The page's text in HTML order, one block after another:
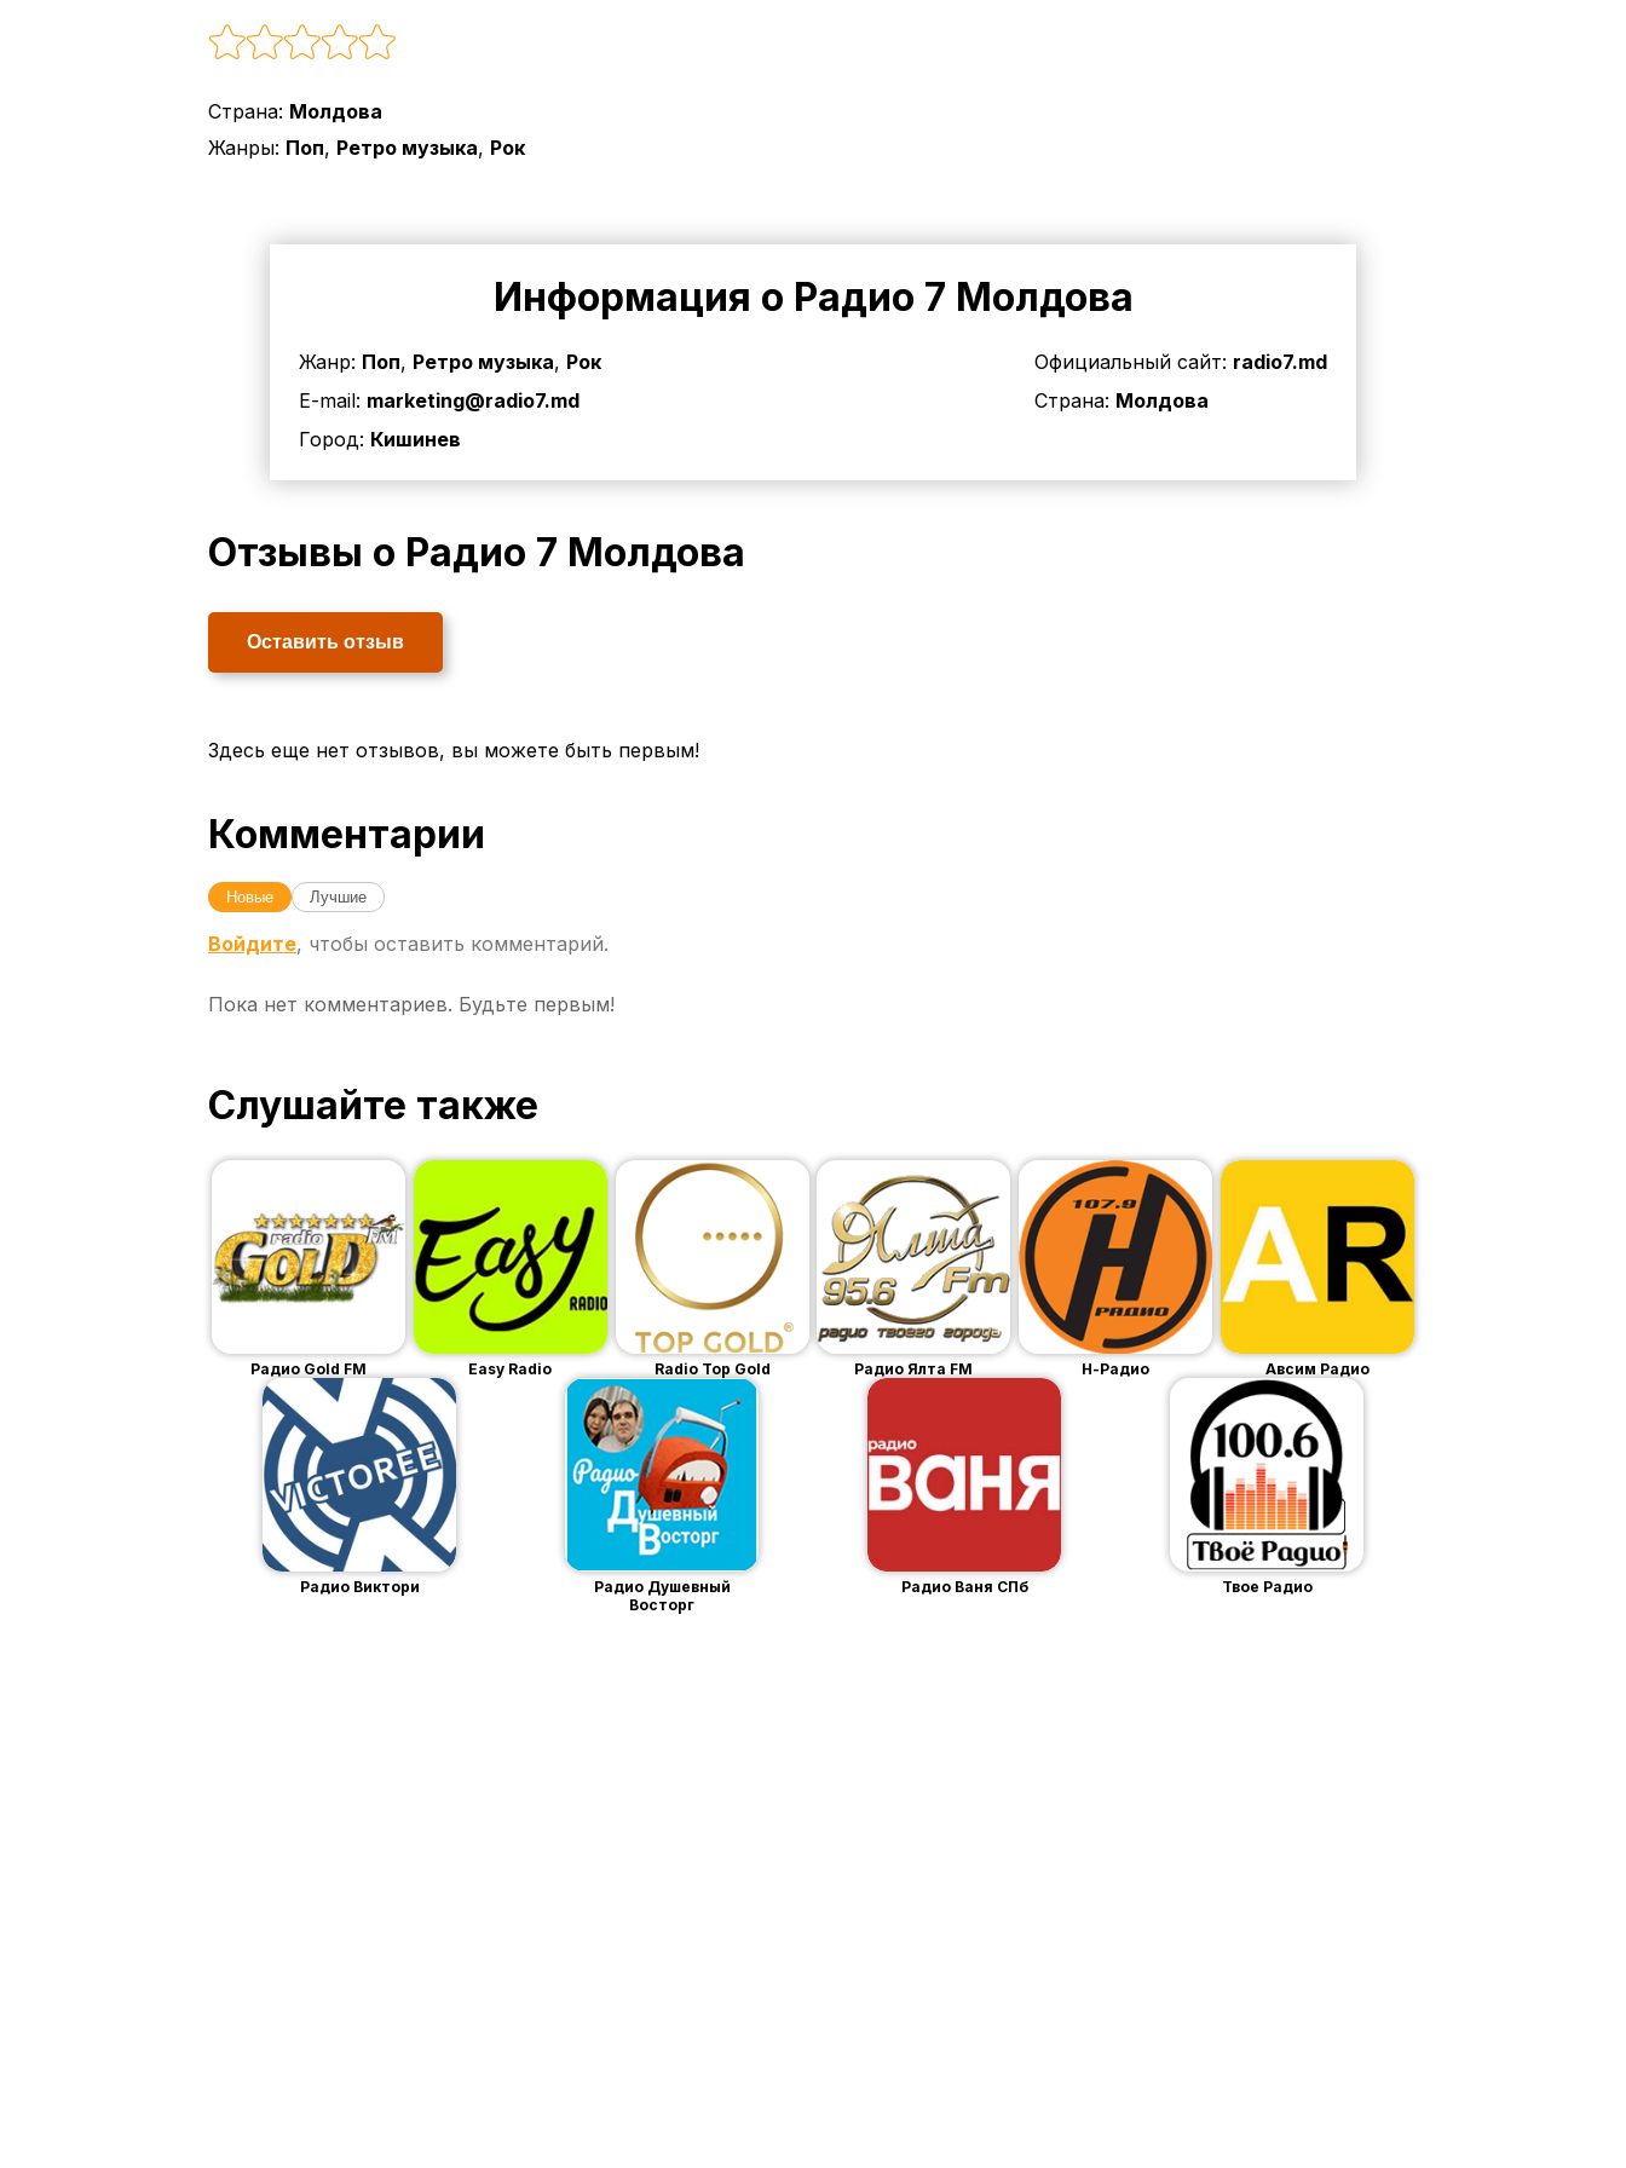
Страна: Молдова
Жанры: Поп, Ретро музыка, Рок
Информация о Радио 7 Молдова
Жанр: Поп, Ретро музыка, Рок Официальный сайт: radio7.md
E-mail: marketing@radio7.md Страна: Молдова
Город: Кишинев
Отзывы о Радио 7 Молдова
Оставить отзыв
Здесь еще нет отзывов, вы можете быть первым!
Комментарии
Новые Лучшие
Войдите, чтобы оставить комментарий.
Пока нет комментариев. Будьте первым!
Слушайте также
Радио Gold FM Easy Radio Radio Top Gold Радио Ялта FM Н-Радио Авсим Радио
Радио Виктори
Радио Душевный
Восторг
Радио Ваня СПб Твое Радио